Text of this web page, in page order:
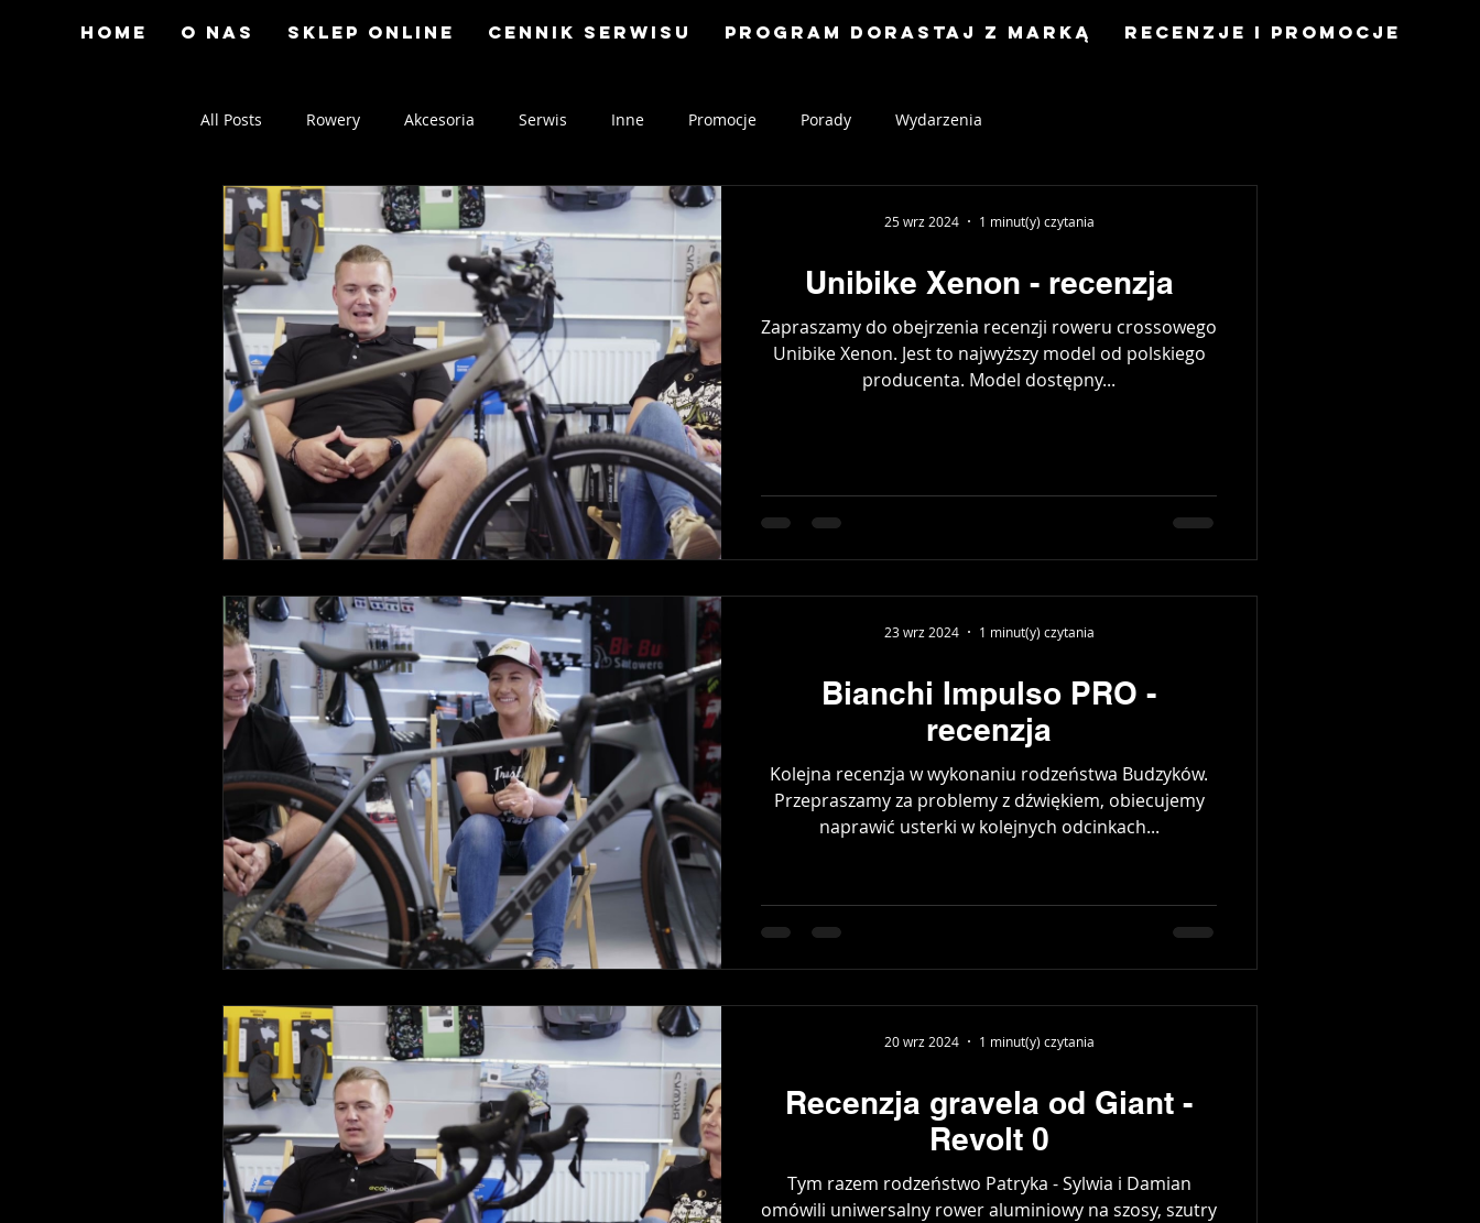
Home O nas Sklep online Cennik serwisu Program Dorastaj z marką Recenzje i promocje
All Posts Rowery Akcesoria Serwis Inne Promocje Porady Wydarzenia
Unibike Xenon - recenzja
Zapraszamy do obejrzenia recenzji roweru crossowego
Unibike Xenon. Jest to najwyższy model od polskiego
producenta. Model dostępny...
25 wrz 2024 1 minut(y) czytania
Bianchi Impulso PRO -
recenzja
Kolejna recenzja w wykonaniu rodzeństwa Budzyków.
Przepraszamy za problemy z dźwiękiem, obiecujemy
naprawić usterki w kolejnych odcinkach...
23 wrz 2024 1 minut(y) czytania
Recenzja gravela od Giant -
Revolt 0
Tym razem rodzeństwo Patryka - Sylwia i Damian
omówili uniwersalny rower aluminiowy na szosy, szutry
20 wrz 2024 1 minut(y) czytania